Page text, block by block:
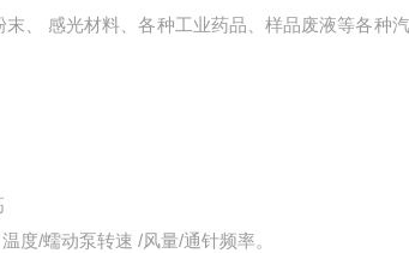
、 感光材料、各种工业药品、样品废液等各种
度/蠕动泵转速 /风量/通针频率。